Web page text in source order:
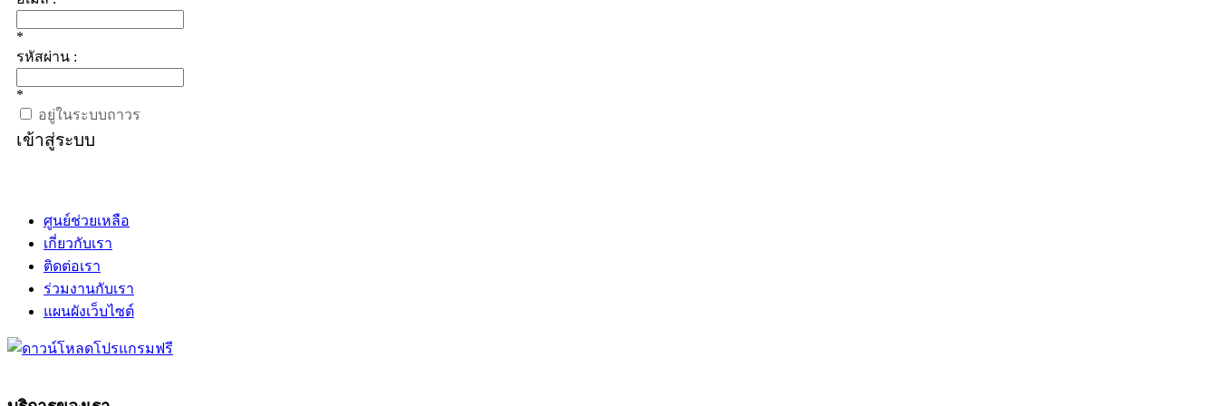
*
รหัสผ่าน :
*
อยู่ในระบบถาวร
เข้าสู่ระบบ
ศูนย์ช่วยเหลือ
เกี่ยวกับเรา
ติดต่อเรา
ร่วมงานกับเรา
แผนผังเว็บไซต์